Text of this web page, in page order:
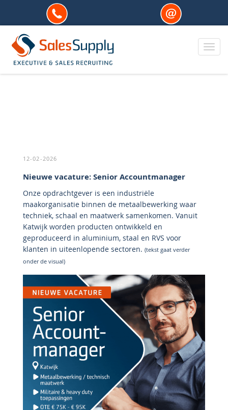
12-02-2026
Nieuwe vacature: Senior Accountmanager
Onze opdrachtgever is een industriële
maakorganisatie binnen de metaalbewerking waar
techniek, schaal en maatwerk samenkomen. Vanuit
Katwijk worden producten ontwikkeld en
geproduceerd in aluminium, staal en RVS voor
klanten in uiteenlopende sectoren. (tekst gaat verder
onder de visual)